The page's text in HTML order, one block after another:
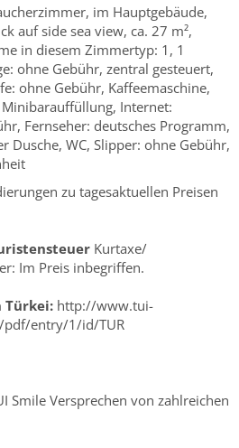
im Hauptgebäude,
auf side sea view, ca. 27 m²,
in diesem Zimmertyp: 1, 1
ohne Gebühr, zentral gesteuert,
ohne Gebühr, Kaffeemaschine,
Internet:
Fernseher: deutsches Programm,
Dusche, WC, Slipper: ohne Gebühr,
zu tagesaktuellen Preisen
Kurtaxe/
Im Preis inbegriffen.
Türkei: http://www.tui-
pdf/entry/1/id/TUR
Smile Versprechen von zahlreichen